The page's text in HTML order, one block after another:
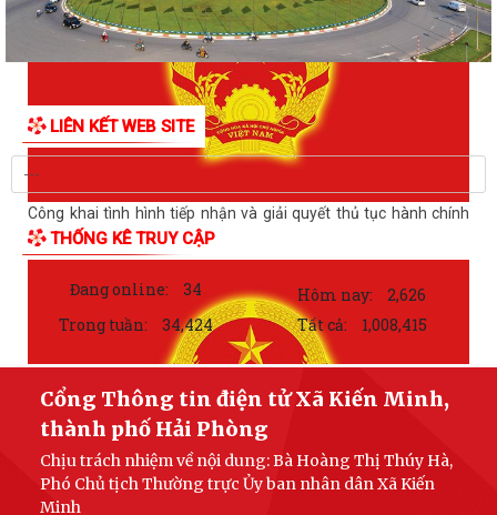
Công khai tình hình tiếp nhận và giải quyết thủ tục hành chính
ngày 23/7/2026
LIÊN KẾT WEB SITE
THỐNG KÊ TRUY CẬP
Đang online: 34 Hôm nay:
2,626
Trong tuần:
34,424 Tất cả: 1,008,415
Cổng Thông tin điện tử Xã Kiến Minh,
thành phố Hải Phòng
Chịu trách nhiệm về nội dung: Bà Hoàng Thị Thúy Hà,
Phó Chủ tịch Thường trực Ủy ban nhân dân Xã Kiến
Minh